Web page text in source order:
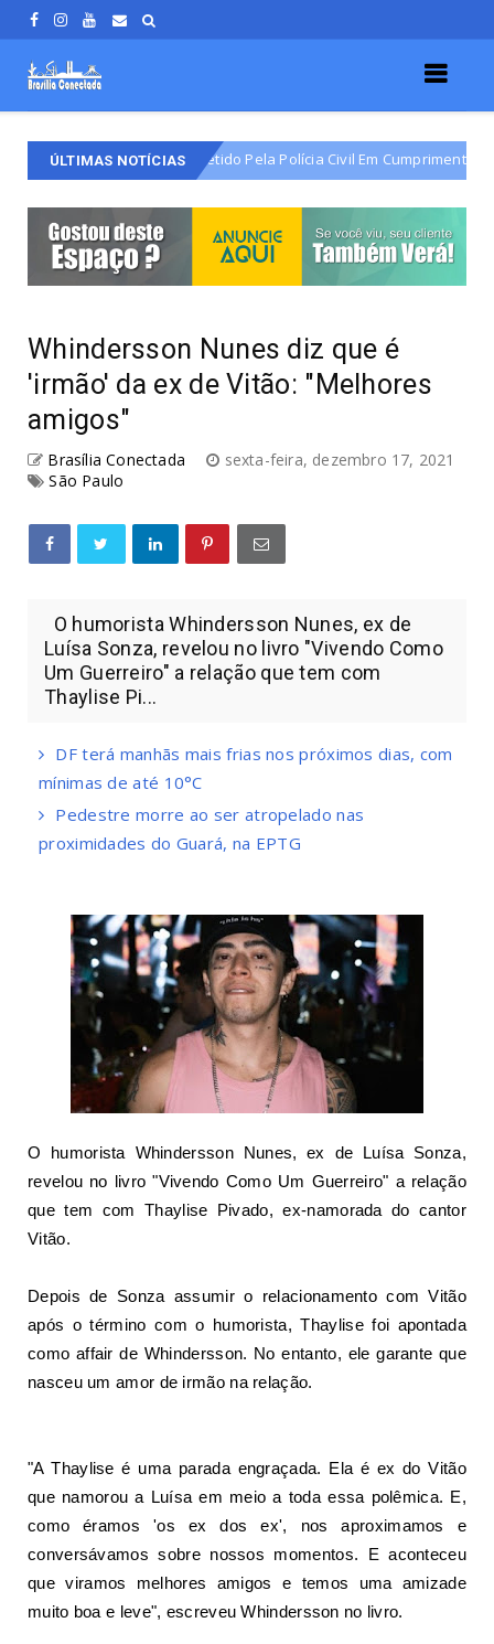
ÚLTIMAS NOTÍCIAS
Do Varjão É Detido Pela Polícia Civil Em Cumprimento De Mandado
Whindersson Nunes diz que é
'irmão' da ex de Vitão: "Melhores
amigos"
Brasília Conectada
sexta-feira, dezembro 17, 2021
São Paulo
O humorista Whindersson Nunes, ex de
Luísa Sonza, revelou no livro "Vivendo Como
Um Guerreiro" a relação que tem com
Thaylise Pi...
DF terá manhãs mais frias nos próximos dias, com
mínimas de até 10°C
Pedestre morre ao ser atropelado nas
proximidades do Guará, na EPTG
O humorista Whindersson Nunes, ex de Luísa Sonza,
revelou no livro "Vivendo Como Um Guerreiro" a relação
que tem com Thaylise Pivado, ex-namorada do cantor
Vitão.
Depois de Sonza assumir o relacionamento com Vitão
após o término com o humorista, Thaylise foi apontada
como affair de Whindersson. No entanto, ele garante que
nasceu um amor de irmão na relação.
"A Thaylise é uma parada engraçada. Ela é ex do Vitão
que namorou a Luísa em meio a toda essa polêmica. E,
como éramos 'os ex dos ex', nos aproximamos e
conversávamos sobre nossos momentos. E aconteceu
que viramos melhores amigos e temos uma amizade
muito boa e leve", escreveu Whindersson no livro.